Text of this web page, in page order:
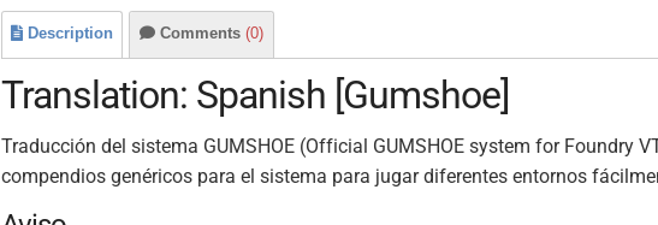
Description Comments (0)
Translation: Spanish [Gumshoe]
Traducción del sistema GUMSHOE (Official GUMSHOE system for Foundry
compendios genéricos para el sistema para jugar diferentes entornos